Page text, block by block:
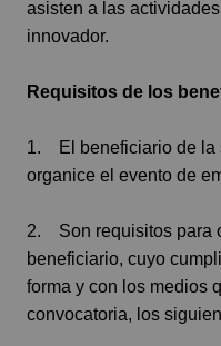
asisten a las
innovador.
Requisitos de los
1. El beneficiario de la
organice el evento de
2. Son requisitos para
beneficiario, cuyo
forma y con los medios
convocatoria, los